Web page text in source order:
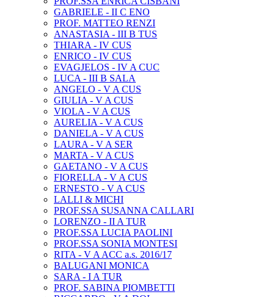
GABRIELE - II C ENO
PROF. MATTEO RENZI
ANASTASIA - III B TUS
THIARA - IV CUS
ENRICO - IV CUS
EVAGJELOS - IV A CUC
LUCA - III B SALA
ANGELO - V A CUS
GIULIA - V A CUS
VIOLA - V A CUS
AURELIA - V A CUS
DANIELA - V A CUS
LAURA - V A SER
MARTA - V A CUS
GAETANO - V A CUS
FIORELLA - V A CUS
ERNESTO - V A CUS
LALLI & MICHI
PROF.SSA SUSANNA CALLARI
LORENZO - II A TUR
PROF.SSA LUCIA PAOLINI
PROF.SSA SONIA MONTESI
RITA - V A ACC a.s. 2016/17
BALUGANI MONICA
SARA - I A TUR
PROF. SABINA PIOMBETTI